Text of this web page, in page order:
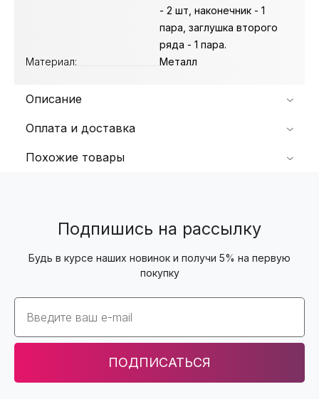
- 2 шт, наконечник - 1
пара, заглушка второго
ряда - 1 пара.
Материал:
Металл
Описание
Оплата и доставка
Похожие товары
Подпишись на рассылку
Будь в курсе наших новинок и получи 5% на первую
покупку
Email
ПОДПИСАТЬСЯ